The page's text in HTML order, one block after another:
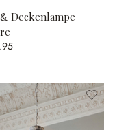
Deckenlampe